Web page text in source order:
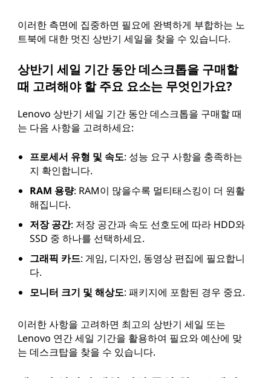
이러한 측면에 집중하면 필요에 완벽하게 부합하는 노
트북에 대한 멋진 상반기 세일을 찾을 수 있습니다.
상반기 세일 기간 동안 데스크톱을 구매할
때 고려해야 할 주요 요소는 무엇인가요?
Lenovo 상반기 세일 기간 동안 데스크톱을 구매할 때
는 다음 사항을 고려하세요:
프로세서 유형 및 속도: 성능 요구 사항을 충족하는
지 확인합니다.
RAM 용량: RAM이 많을수록 멀티태스킹이 더 원활
해집니다.
저장 공간: 저장 공간과 속도 선호도에 따라 HDD와
SSD 중 하나를 선택하세요.
그래픽 카드: 게임, 디자인, 동영상 편집에 필요합니
다.
모니터 크기 및 해상도: 패키지에 포함된 경우 중요.
이러한 사항을 고려하면 최고의 상반기 세일 또는
Lenovo 연간 세일 기간을 활용하여 필요와 예산에 맞
는 데스크탑을 찾을 수 있습니다.